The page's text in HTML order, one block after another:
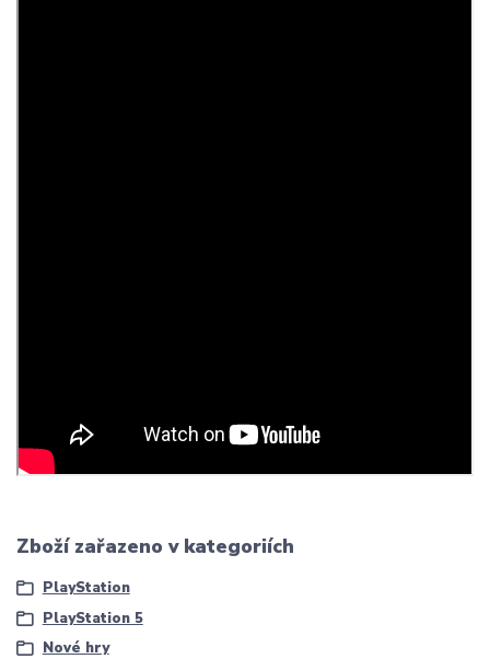
Zboží zařazeno v kategoriích
PlayStation
PlayStation 5
Nové hry